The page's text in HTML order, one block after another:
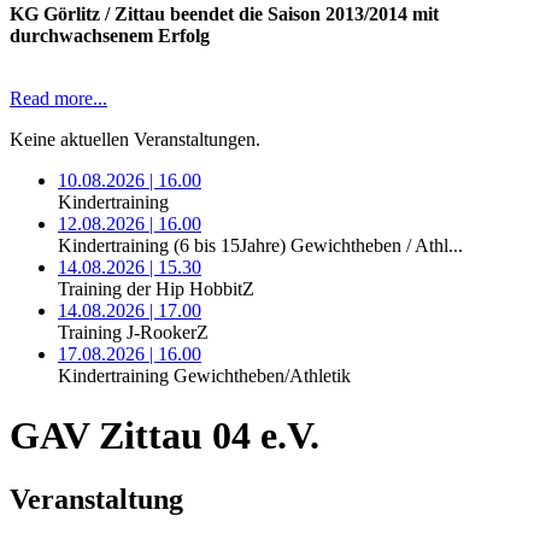
KG Görlitz / Zittau beendet die Saison 2013/2014 mit
durchwachsenem Erfolg
Read more...
Keine aktuellen Veranstaltungen.
10.08.2026 | 16.00
Kindertraining
12.08.2026 | 16.00
Kindertraining (6 bis 15Jahre) Gewichtheben / Athl...
14.08.2026 | 15.30
Training der Hip HobbitZ
14.08.2026 | 17.00
Training J-RookerZ
17.08.2026 | 16.00
Kindertraining Gewichtheben/Athletik
GAV Zittau 04 e.V.
Veranstaltung